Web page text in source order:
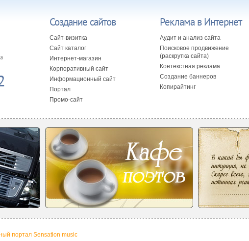
Создание сайтов
Сайт-визитка
Сайт каталог
Интернет-магазин
Корпоративный сайт
Информационный сайт
Портал
Промо-сайт
Реклама в Интернет
Аудит и анализ сайта
Поисковое продвижение
(раскрутка сайта)
Контекстная реклама
Создание баннеров
Копирайтинг
портал Sensation music